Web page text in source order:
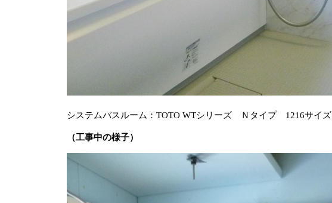
システムバスルーム：TOTO WTシリーズ Ｎタイプ 1216サイズ
（工事中の様子）